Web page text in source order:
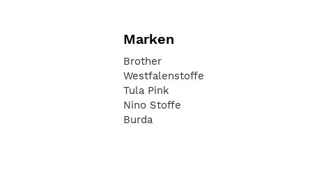
Marken
Brother
Westfalenstoffe
Tula Pink
Nino Stoffe
Burda